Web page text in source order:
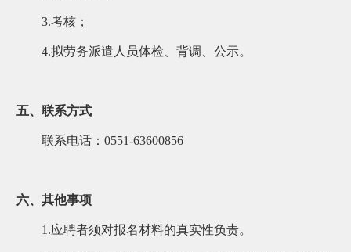
3.考核；
4.拟劳务派遣人员体检、背调、公示。
五、联系方式
联系电话：0551-63600856
六、其他事项
1.应聘者须对报名材料的真实性负责。